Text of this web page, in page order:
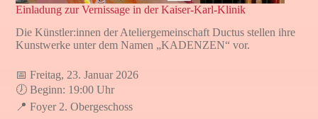
Einladung zur Vernissage in der Kaiser-Karl-Klinik
Die Künstler:innen der Ateliergemeinschaft Ductus stellen ihre
Kunstwerke unter dem Namen „KADENZEN“ vor.
📅 Freitag, 23. Januar 2026
🕖 Beginn: 19:00 Uhr
📍 Foyer 2. Obergeschoss